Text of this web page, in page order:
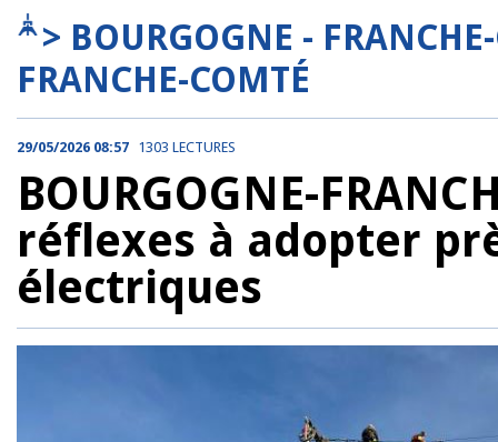
> BOURGOGNE -
FRANCHE-COMTÉ
29/05/2026 08:57 1303 LECTURES
BOURGOGNE-
réflexes à adopter
électriques